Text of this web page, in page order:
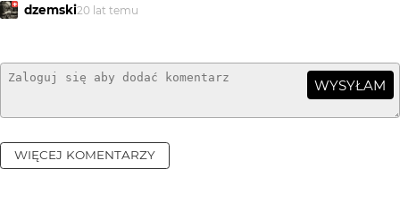
dzemski20 lat temu
WYSYŁAM
WIĘCEJ KOMENTARZY